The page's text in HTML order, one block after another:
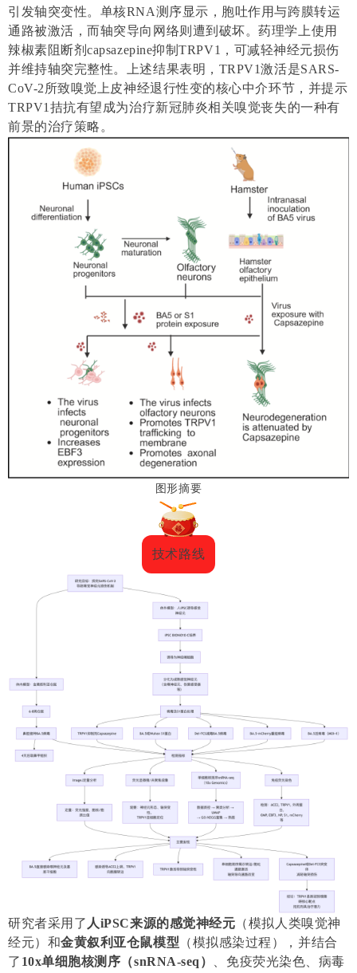
引发轴突变性。单核RNA测序显示，胞吐作用与跨膜转运
通路被激活，而轴突导向网络则遭到破坏。药理学上使用
辣椒素阻断剂capsazepine抑制TRPV1 ，可减轻神经元损伤
并维持轴突完整性。上述结果表明， TRPV1激活是SARS-
CoV-2 所致嗅觉上皮神经退行性变的核心中介环节，并提示
TRPV1 拮抗有望成为治疗新冠肺炎相关嗅觉丧失的一种有
前景的治疗策略。
图形摘要
技术路线
研究者采用了 人iPSC来源的感觉神经元 （模拟人类嗅觉神
经元）和金黄叙利亚仓鼠模型 （模拟感染过程），并结合
了 10x单细胞核测序（snRNA-seq）
、免疫荧光染色、病毒